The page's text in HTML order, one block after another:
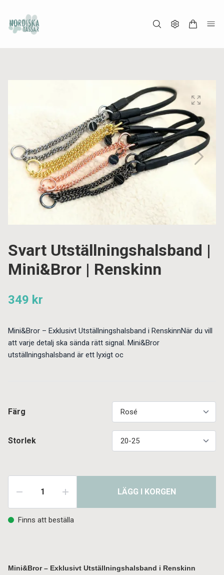
Svart Utställningshalsband |
Mini&Bror | Renskinn
349 kr
Mini&Bror – Exklusivt Utställningshalsband i RenskinnNär du vill
att varje detalj ska sända rätt signal. Mini&Bror
utställningshalsband är ett lyxigt oc
Färg
Storlek
LÄGG I KORGEN
Finns att beställa
Mini&Bror – Exklusivt Utställningshalsband i Renskinn